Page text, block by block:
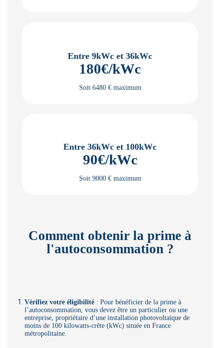
Entre 9kWc et 36kWc
180€/kWc
Soit 6480 € maximum
Entre 36kWc et 100kWc
90€/kWc
Soit 9000 € maximum
Comment obtenir la prime à
l'autoconsommation ?
Vérifiez votre éligibilité : Pour bénéficier de la prime à
l’autoconsommation, vous devez être un particulier ou une
entreprise, propriétaire d’une installation photovoltaïque de
moins de 100 kilowatts-crête (kWc) située en France
métropolitaine.